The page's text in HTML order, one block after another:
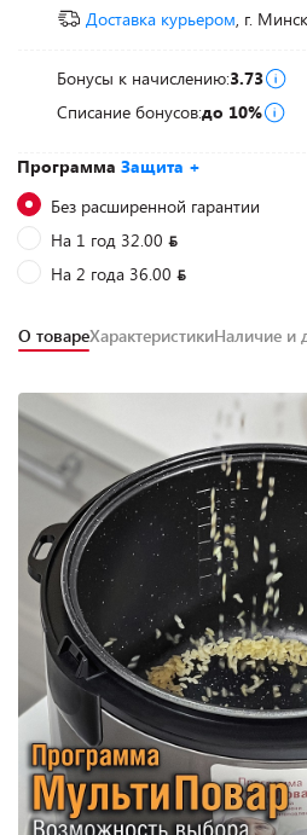
Программа Защита +
Без расширенной гарантии
На 1 год 32.00
На 2 года 36.00
Доставка курьером, г. Минск
Бонусы к начислению:3.73
Списание бонусов:до 10%
О товареХарактеристикиНаличие и